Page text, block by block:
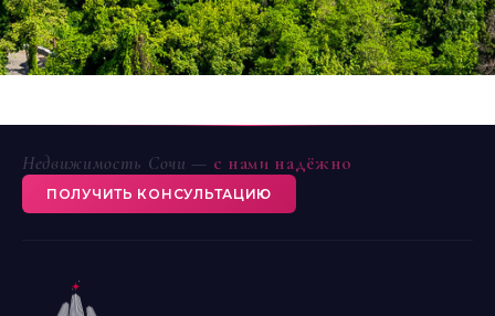
Недвижимость Сочи — с нами надёжно
ПОЛУЧИТЬ КОНСУЛЬТАЦИЮ